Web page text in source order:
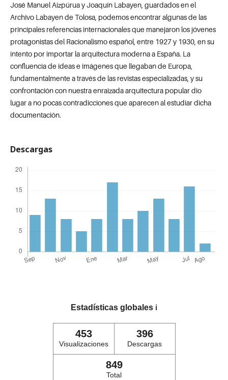
José Manuel Aizpúrua y Joaquín Labayen, guardados en el
Archivo Labayen de Tolosa, podemos encontrar algunas de las
principales referencias internacionales que manejaron los jóvenes
protagonistas del Racionalismo español, entre 1927 y 1930, en su
intento por importar la arquitectura moderna a España. La
confluencia de ideas e imágenes que llegaban de Europa,
fundamentalmente a través de las revistas especializadas, y su
confrontación con nuestra enraizada arquitectura popular dio
lugar a no pocas contradicciones que aparecen al estudiar dicha
documentación.
Descargas
Estadísticas globales ℹ️
453
Visualizaciones
396
Descargas
849
Total